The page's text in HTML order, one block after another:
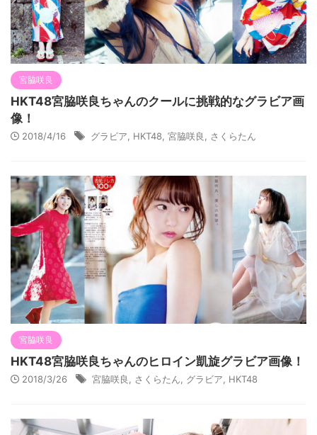
宮脇咲良
HKT48宮脇咲良ちゃんのクールに挑戦的なグラビア画
像！
2018/4/16 グラビア HKT48 宮脇咲良 さくらたん
宮脇咲良
HKT48宮脇咲良ちゃんのヒロイン凱旋グラビア画像！
2018/3/26 宮脇咲良 さくらたん グラビア HKT48